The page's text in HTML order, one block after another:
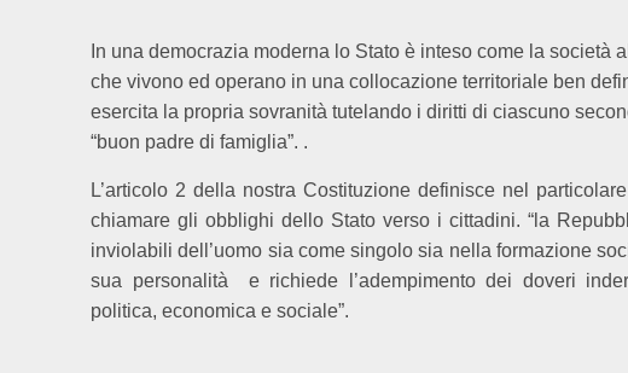
In una democrazia moderna lo Stato è inteso come la società
che vivono ed operano in una collocazione territoriale ben
esercita la propria sovranità tutelando i diritti di ciascuno
“buon padre di famiglia”. .
L’articolo 2 della nostra Costituzione definisce nel
chiamare gli obblighi dello Stato verso i cittadini. “la
inviolabili dell’uomo sia come singolo sia nella formazione
sua personalità
e richiede l’adempimento dei doveri
politica, economica e sociale”.